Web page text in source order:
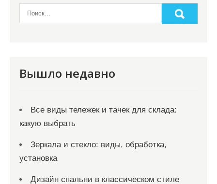
м
Вышло недавно
Все виды тележек и тачек для склада:
какую выбрать
Зеркала и стекло: виды, обработка,
установка
Дизайн спальни в классическом стиле